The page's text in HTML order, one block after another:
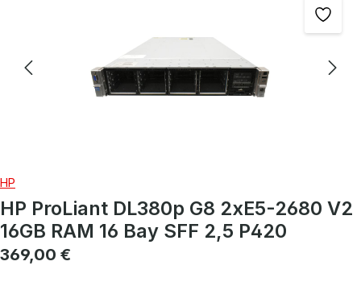
HP
HP ProLiant DL380p G8 2xE5-2680 V2
16GB RAM 16 Bay SFF 2,5 P420
Regulärer Preis:
369,00 €